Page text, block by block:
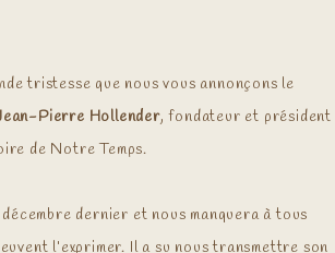
tristesse que nous vous annonçons le
Pierre Hollender, fondateur et président
de Notre Temps.
dernier et nous manquera à tous
l’exprimer. Il a su nous transmettre son